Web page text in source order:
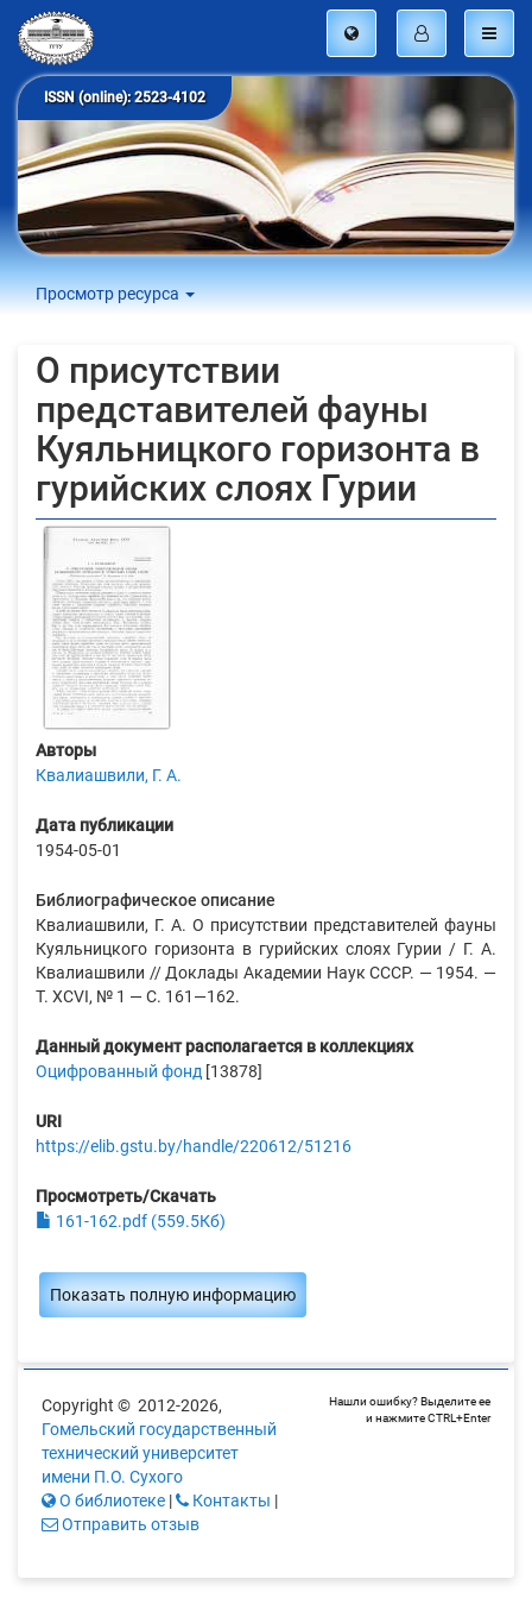
ISSN (online): 2523-4102
Просмотр ресурса
О присутствии
представителей фауны
Куяльницкого горизонта в
гурийских слоях Гурии
Авторы
Квалиашвили, Г. А.
Дата публикации
1954-05-01
Библиографическое описание
Квалиашвили, Г. А. О присутствии представителей фауны
Куяльницкого горизонта в гурийских слоях Гурии / Г. А.
Квалиашвили // Доклады Академии Наук СССР. — 1954. —
Т. XСVI, № 1 — С. 161—162.
Данный документ располагается в коллекциях
Оцифрованный фонд [13878]
URI
https://elib.gstu.by/handle/220612/51216
Просмотреть/Скачать
161-162.pdf (559.5Кб)
Показать полную информацию
Copyright © 2012-2026,
Гомельский государственный
технический университет
имени П.О. Сухого
О библиотеке | Контакты |
Отправить отзыв
Нашли ошибку? Выделите ее
и нажмите CTRL+Enter